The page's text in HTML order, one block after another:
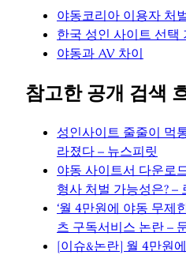
야동코리아 이용자 처
한국 성인 사이트 선택
야동과 AV 차이
참고한 공개 검색
성인사이트 줄줄이 먹
라졌다 – 뉴스피릿
야동 사이트서 다운로
형사 처벌 가능성은? –
‘월 4만원에 야동 무제
츠 구독서비스 논란 –
[이슈&논란] 월 4만원